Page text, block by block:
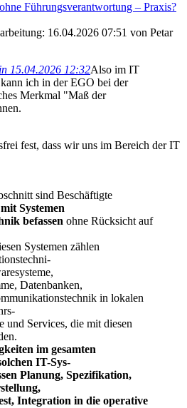
Führungsverantwortung – Praxis?
: 16.04.2026 07:51 von Petar
15.04.2026 12:32Also im IT
ich in der EGO bei der
Merkmal "Maß der
fest, dass wir uns im Bereich der IT
sind Beschäftigte
Systemen
befassen ohne Rücksicht auf
Systemen zählen
Datenbanken,
in lokalen
und Services, die mit diesen
im gesamten
IT-Sys-
Planung, Spezifikation,
Integration in die operative